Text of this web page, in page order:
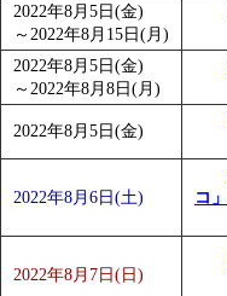
2022年8月5日(金)
～ 2022年8月15日(月)
2022年8月5日(金)
～ 2022年8月8日(月)
2022年8月5日(金)
2022年8月6日(土)
コ」
2022年8月7日(日)